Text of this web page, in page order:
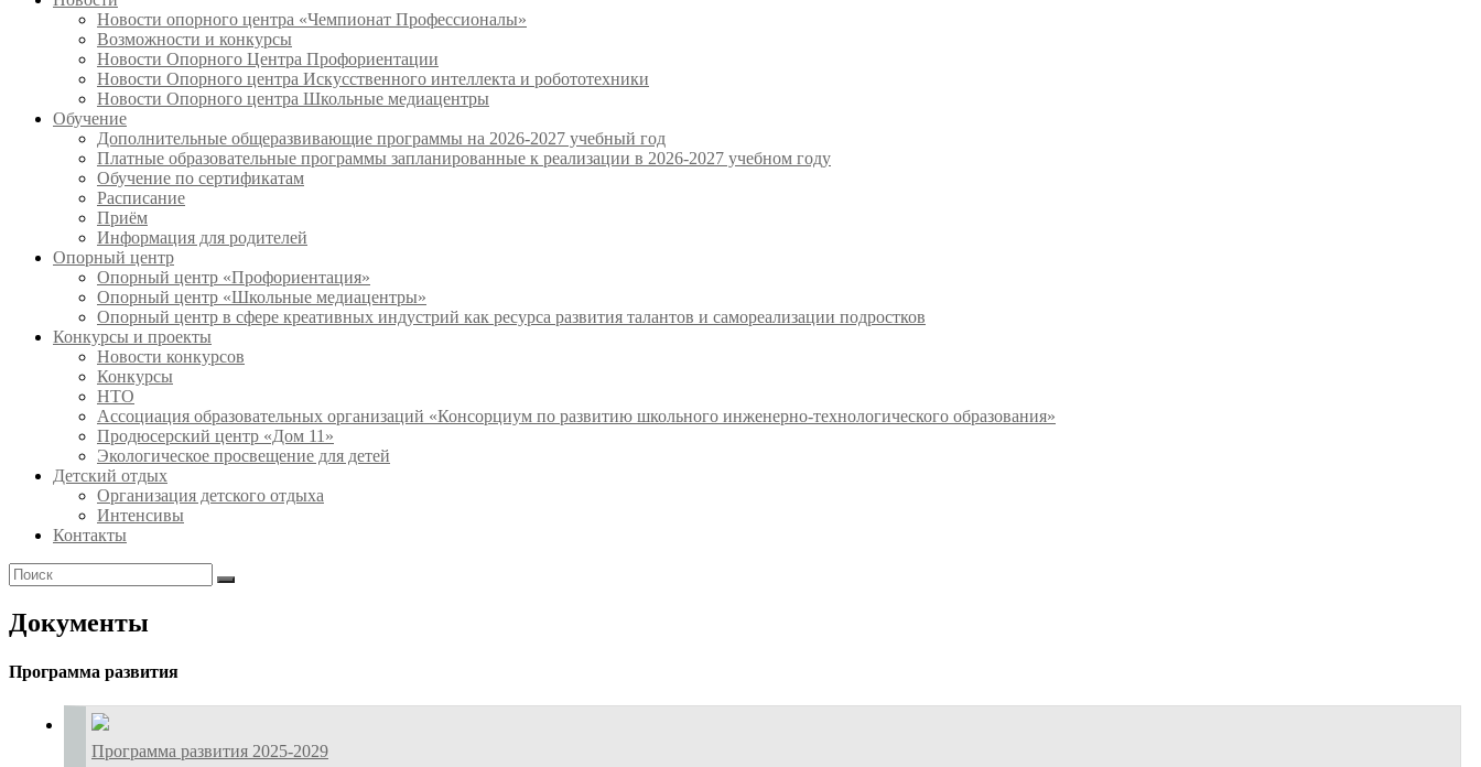
Новости опорного центра «Чемпионат Профессионалы»
Возможности и конкурсы
Новости Опорного Центра Профориентации
Новости Опорного центра Искусственного интеллекта и робототехники
Новости Опорного центра Школьные медиацентры
Обучение
Дополнительные общеразвивающие программы на 2026-2027 учебный год
Платные образовательные программы запланированные к реализации в 2026-2027 учебном году
Обучение по сертификатам
Расписание
Приём
Информация для родителей
Опорный центр
Опорный центр «Профориентация»
Опорный центр «Школьные медиацентры»
Опорный центр в сфере креативных индустрий как ресурса развития талантов и самореализации подростков
Конкурсы и проекты
Новости конкурсов
Конкурсы
НТО
Ассоциация образовательных организаций «Консорциум по развитию школьного инженерно-технологического образования»
Продюсерский центр «Дом 11»
Экологическое просвещение для детей
Детский отдых
Организация детского отдыха
Интенсивы
Контакты
Документы
Программа развития
Программа развития 2025-2029